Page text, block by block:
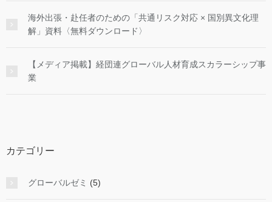
海外出張・赴任者のための「共通リスク対応 × 国別異文化理
解」資料〈無料ダウンロード〉
【メディア掲載】経団連グローバル人材育成スカラーシップ事
業
カテゴリー
グローバルゼミ (5)